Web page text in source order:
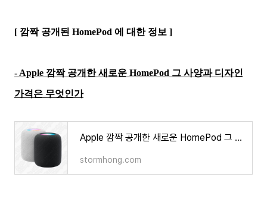
[ 깜짝 공개된 HomePod 에 대한 정보 ]
- Apple 깜짝 공개한 새로운 HomePod 그 사양과 디자인
가격은 무엇인가
Apple 깜짝 공개한 새로운 HomePod 그 사양과 디자인 가격은 무엇인가
stormhong.com